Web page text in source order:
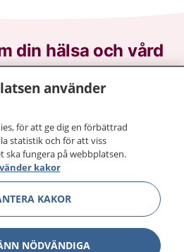
din hälsa och vård
hälsa och information om
du kan kontakta.
1177 för
runt.
vill må bättre.
använder
för att ge dig en förbättrad
statistik och för att viss
fungera på webbplatsen.
kakor
KAKOR
NÖDVÄNDIGA